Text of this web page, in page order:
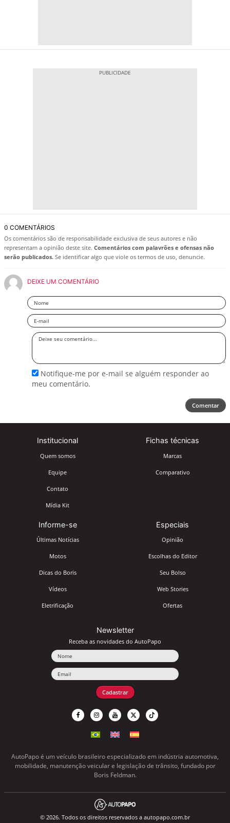
0 COMENTÁRIOS
Os comentários são de responsabilidade exclusiva de seus autores e não
representam a opinião deste site. Comentários com palavrões e ofensas não
serão publicados. Se identificar algo que viole os termos de uso, denuncie.
DEIXE UM COMENTÁRIO
Nome
Email
Deixe
Notifique-me por e-mail se alguém responder ao
meu comentário.
Comentar
Institucional
Quem somos
Equipe
Contato
Mídia Kit
Fichas técnicas
Marcas
Comparativo
Informe-se
Últimas Notícias
Motos
Dicas do Boris
Vídeos
Eletrificação
Especiais
Opinião
Escolhas do Editor
Seu Bolso
Web Stories
Ofertas
Newsletter
Receba as novidades do AutoPapo
Cadastrar
AutoPapo é um veículo brasileiro especializado em indústria automotiva,
mobilidade, manutenção veicular e legislação de trânsito, fundado por
Boris Feldman.
© 2026. Todos os direitos reservados a autopapo.com.br